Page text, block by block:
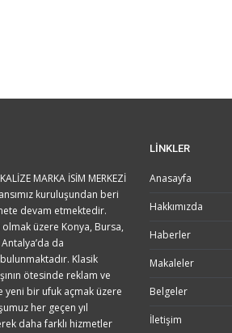
MARKA İSİM MERKEZİ
kuruluşundan beri
devam etmektedir.
üzere Konya, Bursa,
da
Klasik
ötesinde reklam ve
yeni bir ufuk açmak üzere
her geçen yıl
daha farklı hizmetler
LİNKLER
Anasayfa
Hakkımızda
Haberler
Makaleler
Belgeler
İletişim